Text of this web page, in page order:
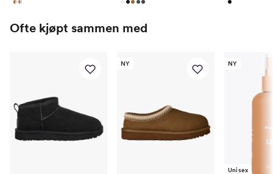
Ofte kjøpt sammen med
NY NY
Unisex